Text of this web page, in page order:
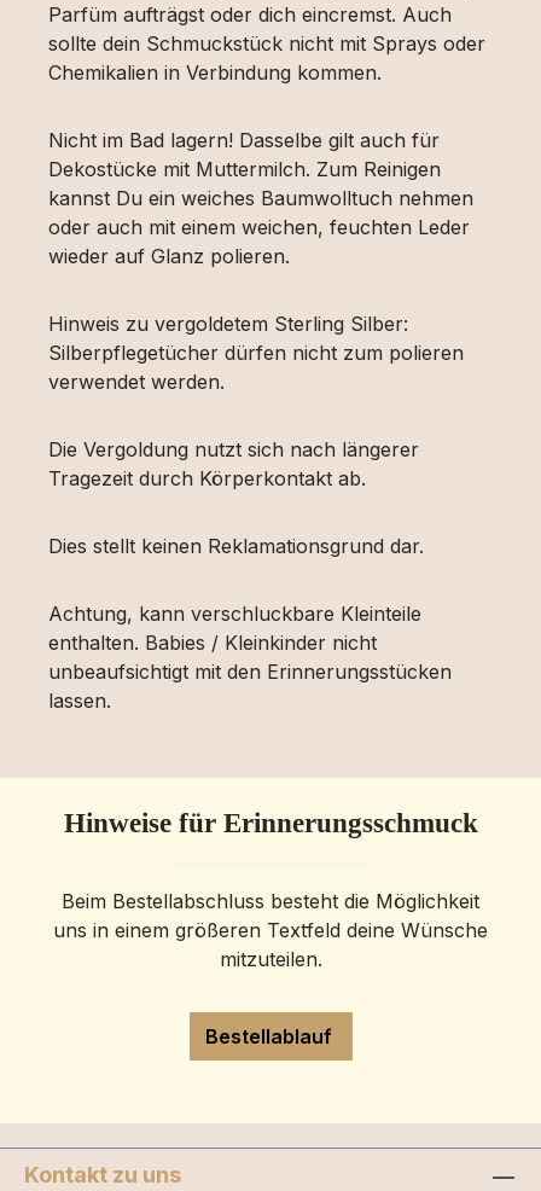
Parfüm aufträgst oder dich eincremst. Auch
sollte dein Schmuckstück nicht mit Sprays oder
Chemikalien in Verbindung kommen.
Nicht im Bad lagern! Dasselbe gilt auch für
Dekostücke mit Muttermilch. Zum Reinigen
kannst Du ein weiches Baumwolltuch nehmen
oder auch mit einem weichen, feuchten Leder
wieder auf Glanz polieren.
Hinweis zu vergoldetem Sterling Silber:
Silberpflegetücher dürfen nicht zum polieren
verwendet werden.
Die Vergoldung nutzt sich nach längerer
Tragezeit durch Körperkontakt ab.
Dies stellt keinen Reklamationsgrund dar.
Achtung, kann verschluckbare Kleinteile
enthalten. Babies / Kleinkinder nicht
unbeaufsichtigt mit den Erinnerungsstücken
lassen.
Hinweise für Erinnerungsschmuck
Beim Bestellabschluss besteht die Möglichkeit
uns in einem größeren Textfeld deine Wünsche
mitzuteilen.
Bestellablauf
Kontakt zu uns